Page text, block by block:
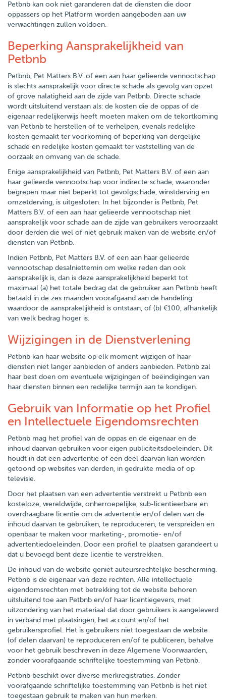
Petbnb kan ook niet garanderen dat de diensten die door
oppassers op het Platform worden aangeboden aan uw
verwachtingen zullen voldoen.
Beperking Aansprakelijkheid van
Petbnb
Petbnb, Pet Matters B.V. of een aan haar gelieerde vennootschap
is slechts aansprakelijk voor directe schade als gevolg van opzet
of grove nalatigheid aan de zijde van Petbnb. Directe schade
wordt uitsluitend verstaan als: de kosten die de oppas of de
eigenaar redelijkerwijs heeft moeten maken om de tekortkoming
van Petbnb te herstellen of te verhelpen, evenals redelijke
kosten gemaakt ter voorkoming of beperking van dergelijke
schade en redelijke kosten gemaakt ter vaststelling van de
oorzaak en omvang van de schade.
Enige aansprakelijkheid van Petbnb, Pet Matters B.V. of een aan
haar gelieerde vennootschap voor indirecte schade, waaronder
begrepen maar niet beperkt tot gevolgschade, winstderving en
omzetderving, is uitgesloten. In het bijzonder is Petbnb, Pet
Matters B.V. of een aan haar gelieerde vennootschap niet
aansprakelijk voor schade aan de zijde van gebruikers veroorzaakt
door derden die wel of niet gebruik maken van de website en/of
diensten van Petbnb.
Indien Petbnb, Pet Matters B.V. of een aan haar gelieerde
vennootschap desalniettemin om welke reden dan ook
aansprakelijk is, dan is deze aansprakelijkheid beperkt tot
maximaal (a) het totale bedrag dat de gebruiker aan Petbnb heeft
betaald in de zes maanden voorafgaand aan de handeling
waardoor de aansprakelijkheid is ontstaan, of (b) €100, afhankelijk
van welk bedrag hoger is.
Wijzigingen in de Dienstverlening
Petbnb kan haar website op elk moment wijzigen of haar
diensten niet langer aanbieden of anders aanbieden. Petbnb zal
haar best doen om eventuele wijzigingen of beëindigingen van
haar diensten binnen een redelijke termijn aan te kondigen.
Gebruik van Informatie op het Profiel
en Intellectuele Eigendomsrechten
Petbnb mag het profiel van de oppas en de eigenaar en de
inhoud daarvan gebruiken voor eigen publiciteitsdoeleinden. Dit
houdt in dat een advertentie of een deel daarvan kan worden
getoond op websites van derden, in gedrukte media of op
televisie.
Door het plaatsen van een advertentie verstrekt u Petbnb een
kosteloze, wereldwijde, onherroepelijke, sub-licentieerbare en
overdraagbare licentie om de advertentie en/of delen van de
inhoud daarvan te gebruiken, te reproduceren, te verspreiden en
openbaar te maken voor marketing-, promotie- en/of
advertentiedoeleinden. Door een profiel te plaatsen garandeert u
dat u bevoegd bent deze licentie te verstrekken.
De inhoud van de website geniet auteursrechtelijke bescherming.
Petbnb is de eigenaar van deze rechten. Alle intellectuele
eigendomsrechten met betrekking tot de website behoren
uitsluitend toe aan Petbnb en/of haar licentiegevers, met
uitzondering van het materiaal dat door gebruikers is aangeleverd
in verband met plaatsingen, het account en/of het
gebruikersprofiel. Het is gebruikers niet toegestaan de website
(of delen daarvan) te reproduceren en/of te publiceren, behalve
voor het gebruik beschreven in deze Algemene Voorwaarden,
zonder voorafgaande schriftelijke toestemming van Petbnb.
Petbnb beschikt over diverse merkregistraties. Zonder
voorafgaande schriftelijke toestemming van Petbnb is het niet
toegestaan gebruik te maken van hun merken.